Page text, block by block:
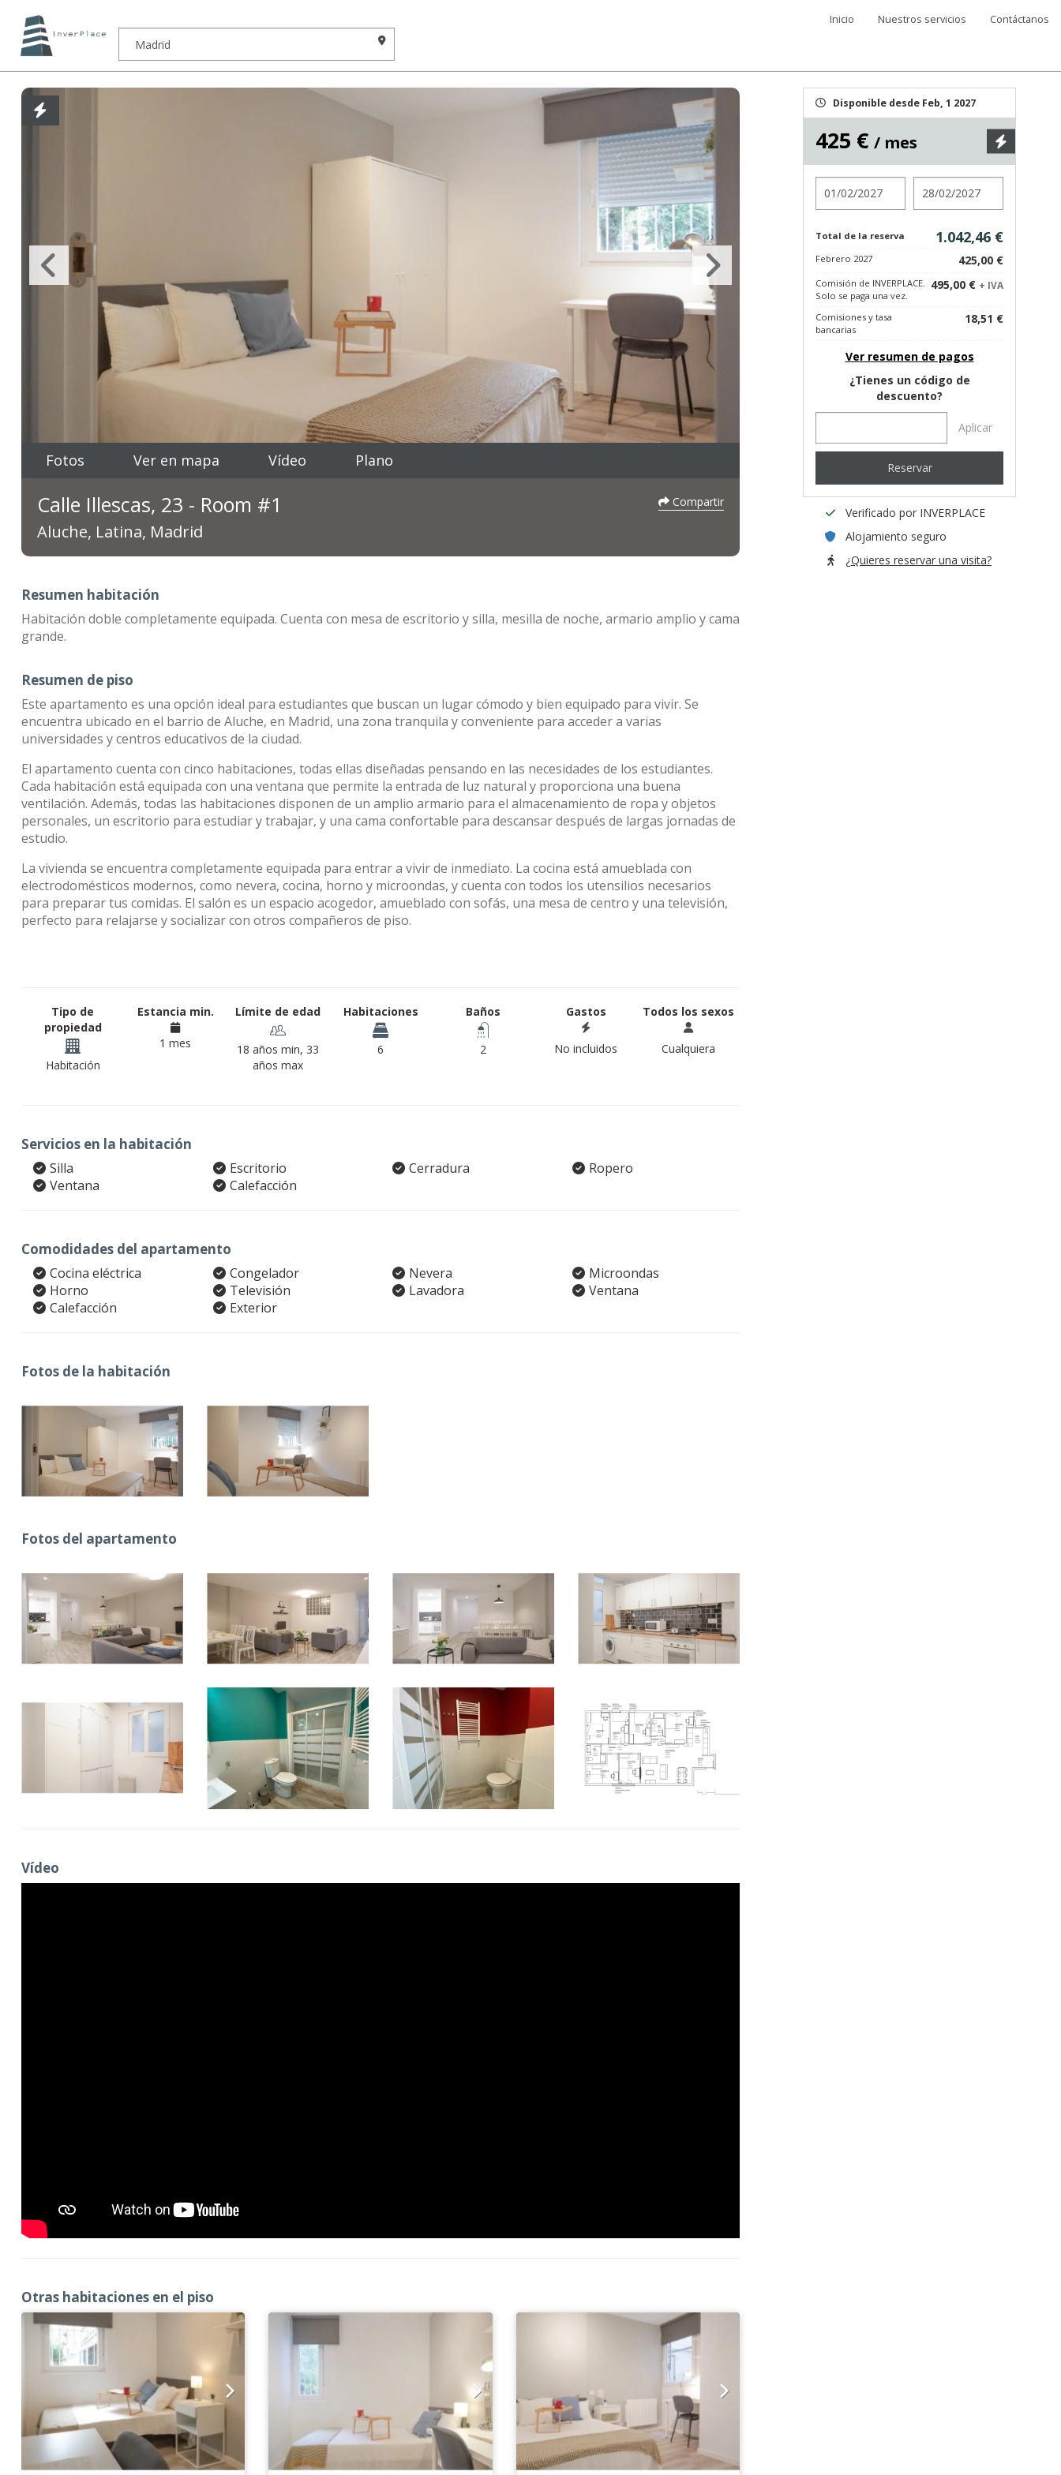
Inicio Nuestros servicios Contáctanos
Fotos Ver en mapa Vídeo Plano
Calle Illescas, 23 - Room #1
Aluche, Latina, Madrid
Compartir
Resumen habitación
Habitación doble completamente equipada. Cuenta con mesa de escritorio y silla, mesilla de noche, armario amplio y cama
grande.
Resumen de piso
Este apartamento es una opción ideal para estudiantes que buscan un lugar cómodo y bien equipado para vivir. Se
encuentra ubicado en el barrio de Aluche, en Madrid, una zona tranquila y conveniente para acceder a varias
universidades y centros educativos de la ciudad.
El apartamento cuenta con cinco habitaciones, todas ellas diseñadas pensando en las necesidades de los estudiantes.
Cada habitación está equipada con una ventana que permite la entrada de luz natural y proporciona una buena
ventilación. Además, todas las habitaciones disponen de un amplio armario para el almacenamiento de ropa y objetos
personales, un escritorio para estudiar y trabajar, y una cama confortable para descansar después de largas jornadas de
estudio.
La vivienda se encuentra completamente equipada para entrar a vivir de inmediato. La cocina está amueblada con
electrodomésticos modernos, como nevera, cocina, horno y microondas, y cuenta con todos los utensilios necesarios
para preparar tus comidas. El salón es un espacio acogedor, amueblado con sofás, una mesa de centro y una televisión,
perfecto para relajarse y socializar con otros compañeros de piso.
Tipo de
propiedad
Habitación
Estancia min.
1 mes
Límite de edad
18 años min, 33
años max
Habitaciones
6
Baños
2
Gastos
No incluidos
Todos los sexos
Cualquiera
Servicios en la habitación
Silla Escritorio Cerradura
Ropero
Ventana
Calefacción
Comodidades del apartamento
Cocina eléctrica Congelador Nevera
Microondas
Horno
Televisión Lavadora
Ventana
Calefacción
Exterior
Fotos de la habitación
Fotos del apartamento
Vídeo
Otras habitaciones en el piso
Disponible desde Feb, 1 2027
425 € / mes
Total de la reserva 1.042,46 €
Febrero 2027 425,00 €
Comisión de INVERPLACE.
Solo se paga una vez.
495,00 € + IVA
Comisiones y tasa
bancarias
18,51 €
Ver resumen de pagos
¿Tienes un código de
descuento?
Aplicar
Reservar
Verificado por INVERPLACE
Alojamiento seguro
¿Quieres reservar una visita?